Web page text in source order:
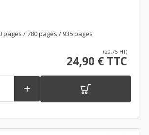
pages / 780 pages / 935 pages
(20,75 HT)
24,90 € TTC
